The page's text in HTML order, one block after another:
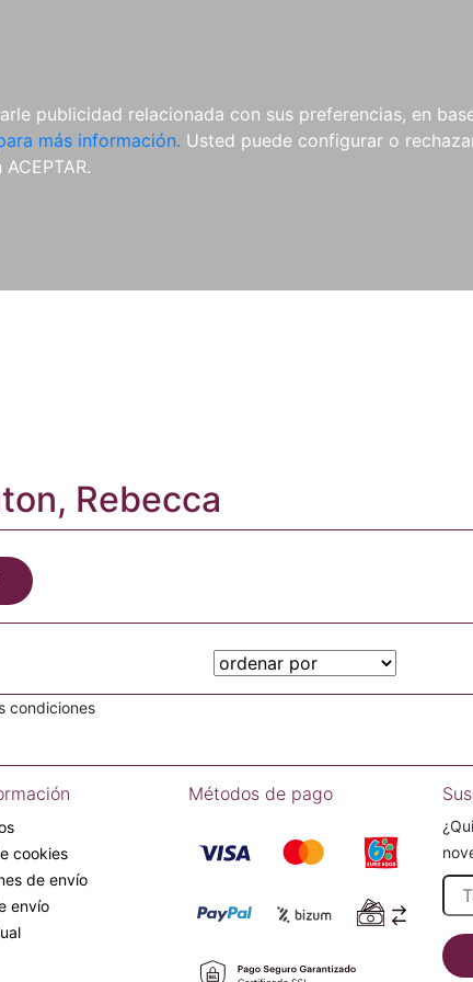
publicidad relacionada con sus preferencias, en
más información. Usted puede configurar o
CDS Y
DVDS
MATERIAL
COMPLEMENTARIO
NOVEDADES
Rebecca
condiciones
cookies
de envío
envío
Métodos de pago